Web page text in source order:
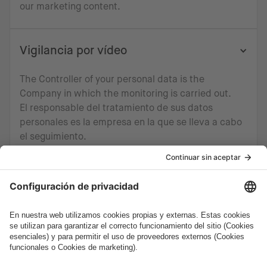
our marketing content.
Vigilancia por vídeo
The Controller of your personal data is the
Company in which the monitoring is carried out.
El responsable del tratamiento de sus datos
personales es la empresa en la que se lleva a cabo
el seguimiento.
personales está disponible en los tablones situados
en la zona vigilada.
La base jurídica para el tratamiento es el interés
que permanecen en las instalaciones del
responsable del tratamiento, incluidos los
empleados, la protección de la propiedad, el